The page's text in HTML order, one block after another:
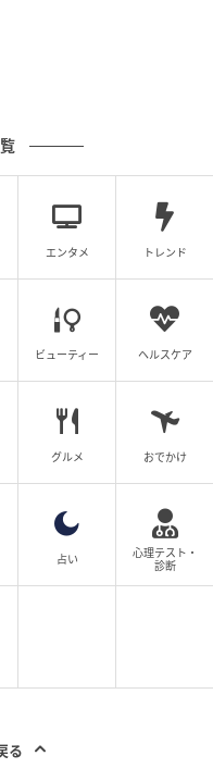
エンタメ トレンド
ビューティー ヘルスケア
グルメ おでかけ
占い
心理テスト・
診断
る